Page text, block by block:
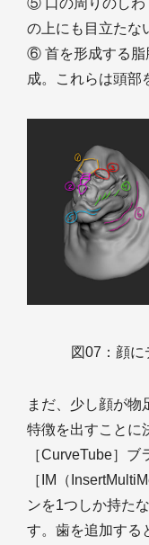
の上にも目立たな
⑥ 首を形成する脂
成。これらは頭部
図07：顔
まだ、少し顔が物
特徴を出すことに
［CurveTube］
［IM（
ンを1つしか持た
す。歯を追加する